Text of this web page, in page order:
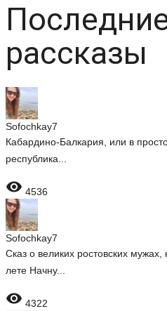
рассказы
Sofochkay7
Кабардино-Балкария, или в
республика...
 4536
Sofochkay7
Сказ о великих ростовских
лете Начну...
 4322